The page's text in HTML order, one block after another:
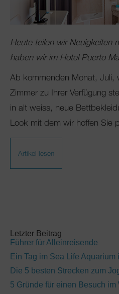
Heute teilen wir Neuigkeiten
haben wir im Hotel Puerto
Ab kommenden Monat, Juli,
Zimmer zu Ihrer Verfügung
in alt weiss, neue
Look mit dem wir hoffen Sie
Artikel lesen
Letzter Beitrag
Führer für Alleinreisende
Ein Tag im Sea Life
Die 5 besten Strecken zum
5 Gründe für einen Besuch